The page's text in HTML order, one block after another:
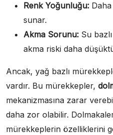
Renk Yoğunluğu:
sunar.
Akma Sorunu: Su
akma riski daha
Ancak, yağ bazlı
vardır. Bu mürekkepler,
mekanizmasına zarar
daha zor olabilir.
mürekkeplerin özelliklerini